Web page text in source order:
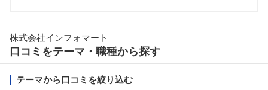
株式会社インフォマート
口コミをテーマ・職種から探す
テーマから口コミを絞り込む